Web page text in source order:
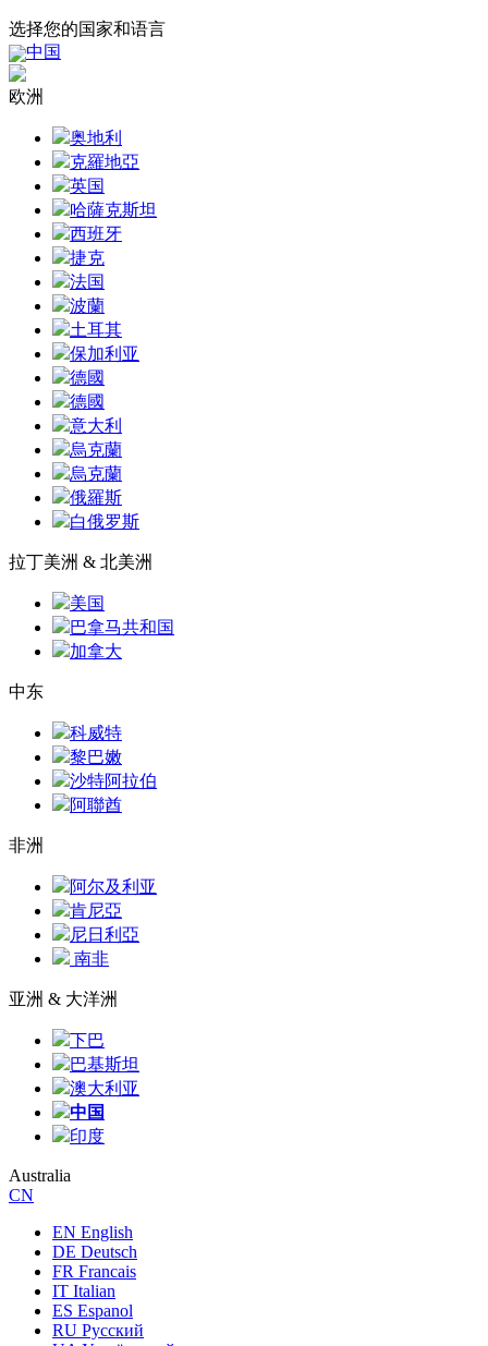
选择您的国家和语言
中国
欧洲
奥地利
克羅地亞
英国
哈薩克斯坦
西班牙
捷克
法国
波蘭
土耳其
保加利亚
德國
德國
意大利
烏克蘭
烏克蘭
俄羅斯
白俄罗斯
拉丁美洲 & 北美洲
美国
巴拿马共和国
加拿大
中东
科威特
黎巴嫩
沙特阿拉伯
阿聯酋
非洲
阿尔及利亚
肯尼亞
尼日利亞
南非
亚洲 & 大洋洲
下巴
巴基斯坦
澳大利亚
中国
印度
Australia
CN
EN English
DE Deutsch
FR Francais
IT Italian
ES Espanol
RU Русский